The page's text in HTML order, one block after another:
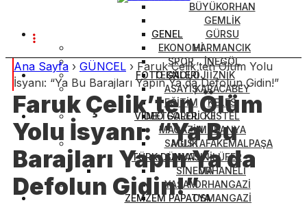
BÜYÜKORHAN
GEMLİK
GÜRSU
HARMANCIK
İNEGÖL
İZNİK
KARACABEY
KELES
KESTEL
MUDANYA
MUSTAFAKEMALPAŞA
NİLÜFER
ORHANELİ
ORHANGAZİ
OSMANGAZİ
GENEL
EKONOMİ
SPOR
TEKNOLOJİ
ASAYİŞ
EĞİTİM
METEOROLOJİ
MAGAZİN
SAĞLIK
SANAT
SİNEMA
YAŞAM
FOTO GALERİ
VİDEO GALERİ
TÜRK DÜNYASI
ZEMZEM PAPATYA
Ana Sayfa › GÜNCEL › Faruk Çelik’ten Ölüm Yolu
İsyanı: “Ya Bu Barajları Yapın Ya da Defolun Gidin!”
Faruk Çelik’ten Ölüm
Yolu İsyanı: “Ya Bu
Barajları Yapın Ya da
Defolun Gidin!”